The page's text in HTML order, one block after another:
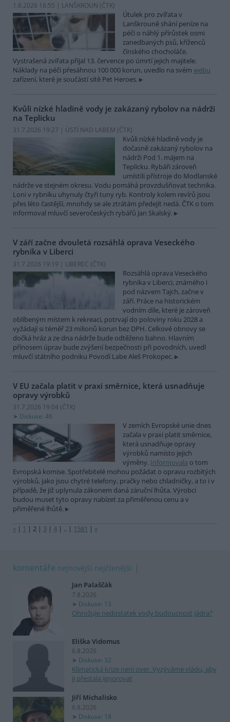
1.8.2026 16:55 | LANŠKROUN (ČTK)
Útulek pro zvířata v
Lanškrouně shání peníze na
péči o náhlý přírůstek osmi
zanedbaných psů, kříženců
čínského chocholáče.
Vystrašená zvířata přijal 13. července po úmrtí jejich majitele.
Náklady na péči přesáhnou 100 000 korun, uvedlo na svém webu
zařízení, které je součástí sítě Pet Heroes.
Kvůli nízké hladině vody je zakázaný rybolov na nádrži
na Teplicku
31.7.2026 19:27 | ÚSTÍ NAD LABEM (ČTK)
Kvůli nízké hladině vody je
dočasně zakázaný rybolov na
nádrži Pod 1. májem na
Teplicku. Rybáři zároveň
umístili přístroje do Modlanské
nádrže ve stejném okresu. Vodu pomáhá provzdušňovat technika.
Loni v rybníku uhynuly čtyři tuny ryb. Kontroly kolem revírů jsou
přes léto častější, mnohdy se ale ztrátám předejít nedá. ČTK o tom
informoval mluvčí severočeských rybářů Jan Skalský.
V září začne dvouletá rozsáhlá oprava Veseckého
rybníka v Liberci
31.7.2026 19:19 | LIBEREC (ČTK)
Rozsáhlá oprava Veseckého
rybníka v Liberci, známého i
pod názvem Tajch, začne v
září. Práce na historickém
vodním díle, které je zároveň
oblíbeným místem k rekreaci, potrvají do poloviny roku 2028 a
vyžádají si téměř 23 milionů korun bez DPH. Celkové obnovy se
dočká hráz a ze dna nádrže bude odtěženo bahno. Hlavním
přínosem úprav bude zvýšení bezpečnosti při povodních, uvedl
mluvčí státního podniku Povodí Labe Aleš Prokopec.
V EU začala platit v praxi směrnice, která usnadňuje
opravy výrobků
31.7.2026 19:04 (ČTK)
Diskuse: 46
V zemích Evropské unie dnes
začala v praxi platit směrnice,
která usnadňuje opravy
výrobků namísto jejich
výměny. Informovala o tom
Evropská komise. Spotřebitelé mohou požádat o opravu rozbitých
výrobků, jako jsou chytré telefony, pračky nebo chladničky, a to i v
případě, že již uplynula zákonem daná záruční lhůta. Výrobci
budou muset tyto opravy nabízet za přiměřenou cenu a v
přiměřené lhůtě.
« | 1 | 2 | 3 | 4 | .. | 1581 | »
komentáře nejnovější nejčtenější
Jan Palaščák
7.8.2026
Diskuse: 13
Ohrožuje nedostatek vody budoucnost jádra?
Eliška Vidomus
6.8.2026
Diskuse: 32
Klimatická krize není over. Vyzýváme vládu, aby
ji přestala ignorovat
Jiří Michalisko
6.8.2026
Diskuse: 18